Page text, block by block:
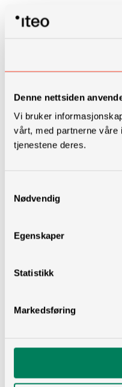
Denne nettsiden
Vi bruker
vårt, med partnerne våre
tjenestene deres.
Nødvendig
Egenskaper
Statistikk
Markedsføring